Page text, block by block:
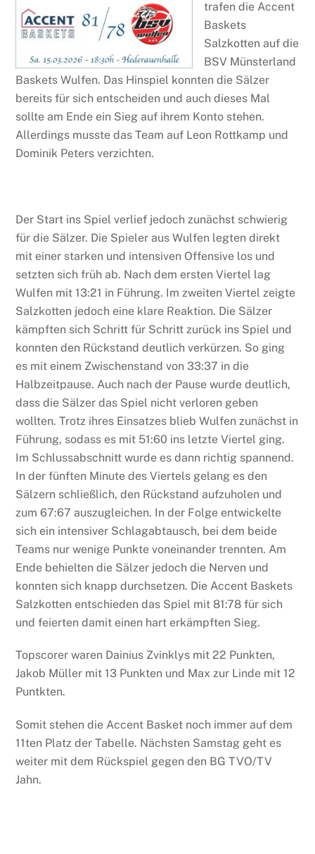
trafen dieAccent
Baskets
Salzkotten auf die
BSV Münsterland
Baskets Wulfen. Das Hinspiel konnten die Sälzer
bereits für sich entscheiden und auch dieses Mal
sollte am Ende ein Sieg auf ihrem Konto stehen.
Allerdings musste das Team auf Leon Rottkamp und
Dominik Peters verzichten.
Der Start ins Spiel verlief jedoch zunächst schwierig
für die Sälzer. Die Spieler aus Wulfen legten direkt
mit einer starken und intensiven Offensive los und
setzten sich früh ab. Nach dem ersten Viertel lag
Wulfen mit 13:21 in Führung. Im zweiten Viertel zeigte
Salzkotten jedoch eine klare Reaktion. Die Sälzer
kämpften sich Schritt für Schritt zurück ins Spiel und
konnten den Rückstand deutlich verkürzen. So ging
es mit einem Zwischenstand von 33:37 in die
Halbzeitpause. Auch nach der Pause wurde deutlich,
dass die Sälzer das Spiel nicht verloren geben
wollten. Trotz ihres Einsatzes blieb Wulfen zunächst in
Führung, sodass es mit 51:60 ins letzte Viertel ging.
Im Schlussabschnitt wurde es dann richtig spannend.
In der fünften Minute des Viertels gelang es den
Sälzern schließlich, den Rückstand aufzuholen und
zum 67:67 auszugleichen. In der Folge entwickelte
sich ein intensiver Schlagabtausch, bei dem beide
Teams nur wenige Punkte voneinander trennten. Am
Ende behielten die Sälzer jedoch die Nerven und
konnten sich knapp durchsetzen. Die Accent Baskets
Salzkotten entschieden das Spiel mit 81:78 für sich
und feierten damit einen hart erkämpften Sieg.
Topscorer waren Dainius Zvinklys mit 22 Punkten,
Jakob Müller mit 13 Punkten und Max zur Linde mit 12
Puntkten.
Somit stehen die Accent Basket noch immer auf dem
11ten Platz der Tabelle. Nächsten Samstag geht es
weiter mit dem Rückspiel gegen den BG TVO/TV
Jahn.